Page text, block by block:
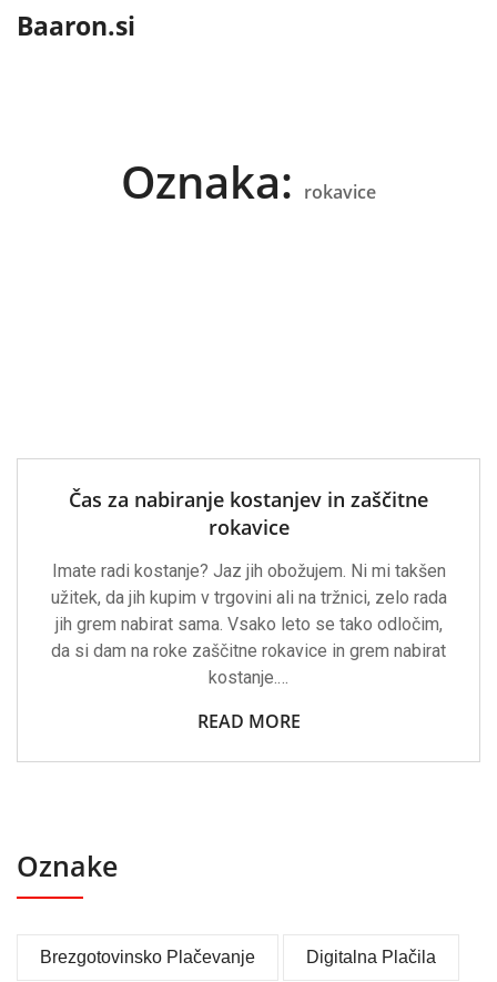
Baaron.si
Oznaka: rokavice
Čas za nabiranje kostanjev in zaščitne
rokavice
Imate radi kostanje? Jaz jih obožujem. Ni mi takšen
užitek, da jih kupim v trgovini ali na tržnici, zelo rada
jih grem nabirat sama. Vsako leto se tako odločim,
da si dam na roke zaščitne rokavice in grem nabirat
kostanje.…
READ MORE
Oznake
Brezgotovinsko Plačevanje Digitalna Plačila